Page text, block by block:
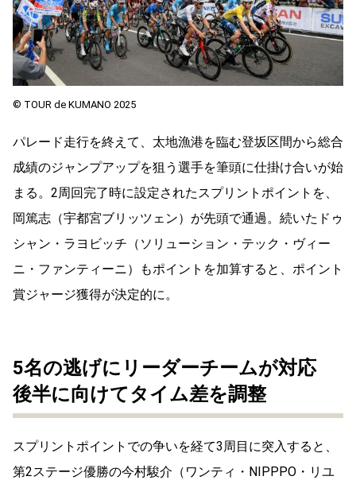
© TOUR de KUMANO 2025
パレード走行を終えて、太地漁港を臨む登坂区間から総合
成績のジャンプアップを狙う選手を筆頭に仕掛け合いが始
まる。2周回完了時に設定されたスプリントポイントを、
岡篤志（宇都宮ブリッツェン）が先頭で通過。続いたドゥ
シャン・ラヨビッチ（ソリューション・テック・ヴィー
ニ・ファンティーニ）もポイントを加算すると、ポイント
賞ジャージ獲得が決定的に。
5名の逃げにリーダーチームが対応
後半に向けてタイム差を調整
スプリントポイントでの争いを経て3周目に突入すると、
第2ステージ優勝の今村駿介（ワンティ・NIPPPO・リユ